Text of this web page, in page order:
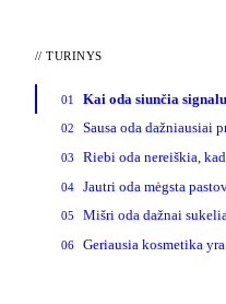
// TURINYS
01 Kai oda siunčia
02 Sausa oda dažniausiai
03 Riebi oda nereiškia,
04 Jautri oda mėgsta
05 Mišri oda dažnai
06 Geriausia kosmetika